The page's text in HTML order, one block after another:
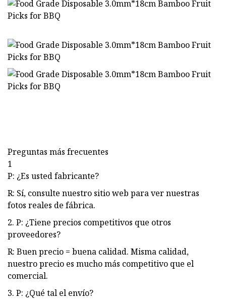
Preguntas más frecuentes
1
P: ¿Es usted fabricante?
R: Sí, consulte nuestro sitio web para ver nuestras
fotos reales de fábrica.
2. P: ¿Tiene precios competitivos que otros
proveedores?
R: Buen precio = buena calidad. Misma calidad,
nuestro precio es mucho más competitivo que el
comercial.
3. P: ¿Qué tal el envío?